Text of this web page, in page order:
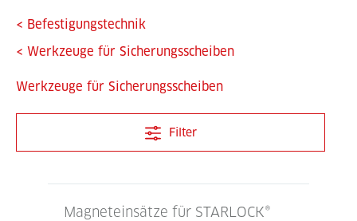
< Befestigungstechnik
< Werkzeuge für Sicherungsscheiben
Werkzeuge für Sicherungsscheiben
Filter
Magneteinsätze für STARLOCK®